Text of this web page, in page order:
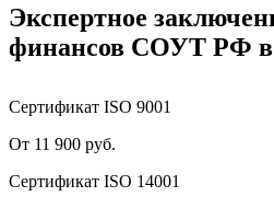
Экспертное
финансов СОУТ РФ в
Сертификат ISO 9001
От 11 900 руб.
Сертификат ISO 14001